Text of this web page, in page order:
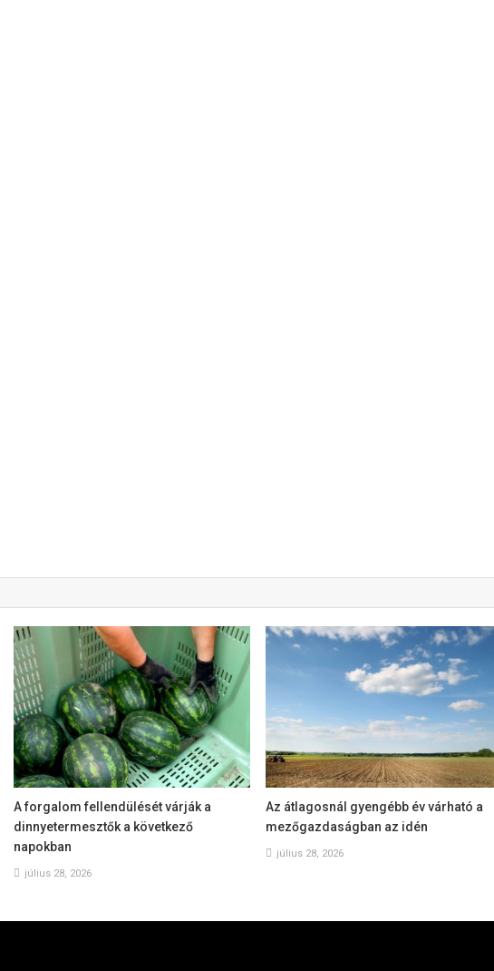
A forgalom fellendülését várják a
dinnyetermesztők a következő
napokban
július 28, 2026
Az átlagosnál gyengébb év várható a
mezőgazdaságban az idén
július 28, 2026